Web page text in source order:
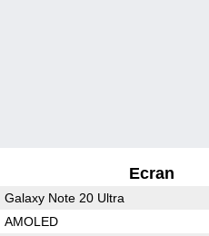
Ecran
Galaxy Note 20 Ultra
AMOLED